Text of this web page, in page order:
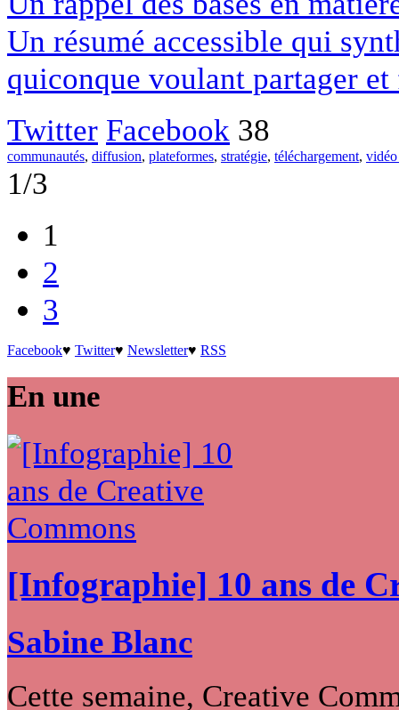
Un résumé accessible qui
quiconque voulant partager
Twitter Facebook 38
communautés, diffusion, plateformes, stratégie, téléchargement,
1/3
1
2
3
Facebook♥ Twitter♥ Newsletter♥ RSS
En une
[Infographie] 10 ans de
Sabine Blanc
Cette semaine, Creative